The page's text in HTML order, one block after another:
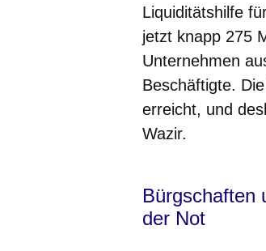
Liquiditätshilfe
jetzt knapp 275
Unternehmen
Beschäftigte.
erreicht, und
Wazir.
Bürgschaften
der Not